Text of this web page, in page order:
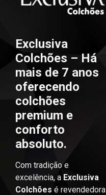
Exclusiva
Colchões – Há
mais de 7 anos
oferecendo
colchões
premium e
conforto
absoluto.
Com tradição e
excelência, a Exclusiva
Colchões é revendedora